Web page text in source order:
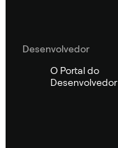
Desenvolvedor
O Portal do
Desenvolvedor